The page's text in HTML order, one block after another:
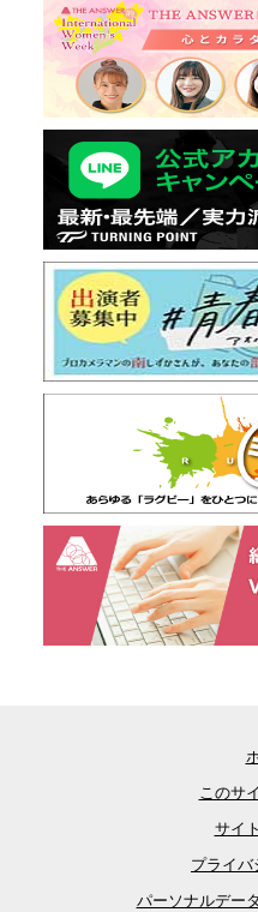
このサ
サイ
プライバ
パーソナルデー